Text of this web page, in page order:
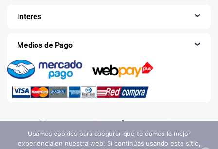
Interes
Medios de Pago
Usamos cookies para asegurar que te damos la mejor
experiencia en nuestra web. Si continúas usando este sitio,